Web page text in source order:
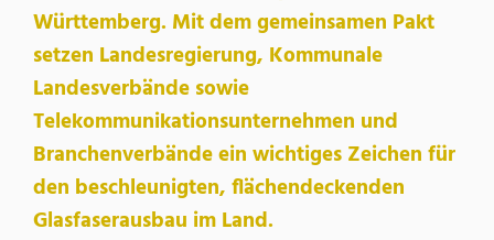
Württemberg. Mit dem gemeinsamen Pakt
setzen Landesregierung, Kommunale
Landesverbände sowie
Telekommunikationsunternehmen und
Branchenverbände ein wichtiges Zeichen für
den beschleunigten, flächendeckenden
Glasfaserausbau im Land.